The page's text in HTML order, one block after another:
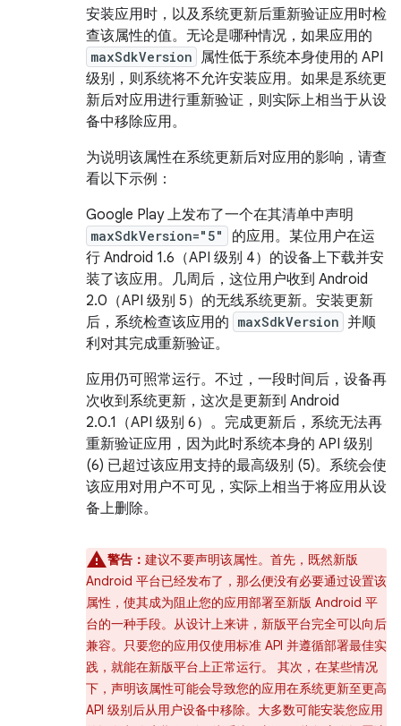
安装应用时，以及系统更新后重新验证应用时检
查该属性的值。无论是哪种情况，如果应用的
maxSdkVersion 属性低于系统本身使用的 API
级别，则系统将不允许安装应用。如果是系统更
新后对应用进行重新验证，则实际上相当于从设
备中移除应用。
为说明该属性在系统更新后对应用的影响，请查
看以下示例：
Google Play 上发布了一个在其清单中声明
maxSdkVersion="5"
的应用。某位用户在运
行 Android 1.6（API 级别 4）的设备上下载并安
装了该应用。几周后，这位用户收到 Android
2.0（API 级别 5）的无线系统更新。安装更新
后，系统检查该应用的 maxSdkVersion 并顺
利对其完成重新验证。
应用仍可照常运行。不过，一段时间后，设备再
次收到系统更新，这次是更新到 Android
2.0.1（API 级别 6）。完成更新后，系统无法再
重新验证应用，因为此时系统本身的 API 级别
(6) 已超过该应用支持的最高级别 (5)。系统会使
该应用对用户不可见，实际上相当于将应用从设
备上删除。
警告： 建议不要声明该属性。首先，既然新版
Android 平台已经发布了，那么便没有必要通过设置该
属性，使其成为阻止您的应用部署至新版 Android 平
台的一种手段。从设计上来讲，新版平台完全可以向后
兼容。只要您的应用仅使用标准 API 并遵循部署最佳实
践，就能在新版平台上正常运行。 其次，在某些情况
下，声明该属性可能会导致您的应用在系统更新至更高
API 级别后从用户设备中移除。大多数可能安装您应用